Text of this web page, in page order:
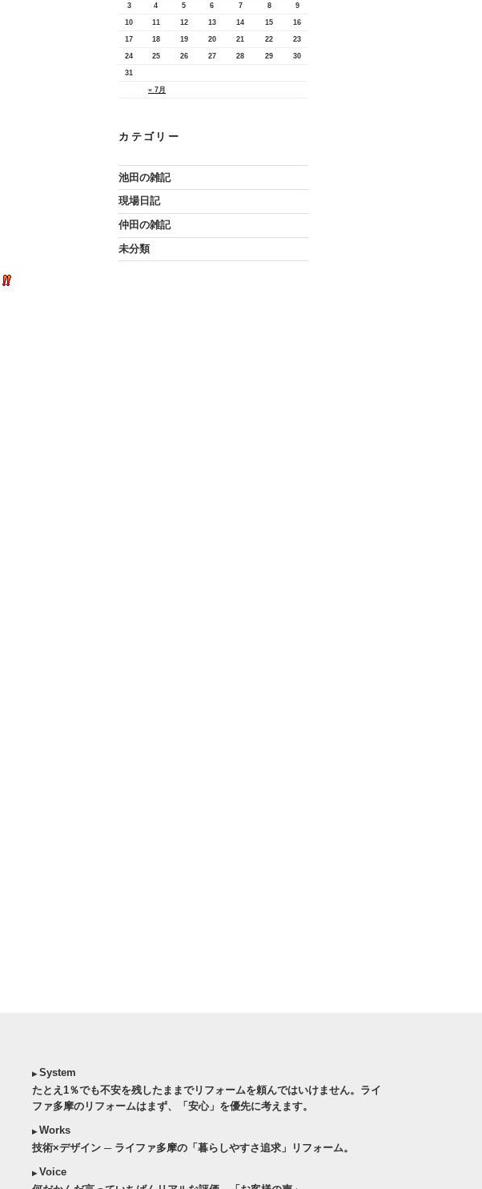
« 7月
3 4 5 6 7 8 9
10 11 12 13 14 15 16
17 18 19 20 21 22 23
24 25 26 27 28 29 30
31
カテゴリー
池田の雑記
現場日記
仲田の雑記
未分類
▶ System
たとえ1％でも不安を残したままでリフォームを頼んではいけません。ライ
ファ多摩のリフォームはまず、「安心」を優先に考えます。
▶ Works
技術×デザイン ─ ライファ多摩の「暮らしやすさ追求」リフォーム。
▶ Voice